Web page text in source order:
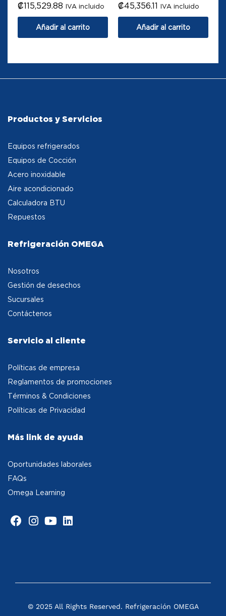
₡115,529.88 IVA incluido
Añadir al carrito
₡45,356.11 IVA incluido
Añadir al carrito
Productos y Servicios
Equipos refrigerados
Equipos de Cocción
Acero inoxidable
Aire acondicionado
Calculadora BTU
Repuestos
Refrigeración OMEGA
Nosotros
Gestión de desechos
Sucursales
Contáctenos
Servicio al cliente
Políticas de empresa
Reglamentos de promociones
Términos & Condiciones
Políticas de Privacidad
Más link de ayuda
Oportunidades laborales
FAQs
Omega Learning
© 2025 All Rights Reserved. Refrigeración OMEGA